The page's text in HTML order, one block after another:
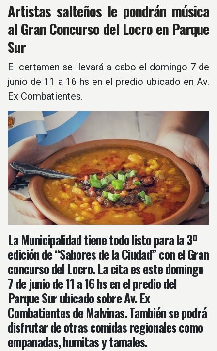
Artistas salteños le pondrán música
al Gran Concurso del Locro en Parque
Sur
El certamen se llevará a cabo el domingo 7 de
junio de 11 a 16 hs en el predio ubicado en Av.
Ex Combatientes.
La Municipalidad tiene todo listo para la 3º
edición de “Sabores de la Ciudad” con el Gran
concurso del Locro. La cita es este domingo
7 de junio de 11 a 16 hs en el predio del
Parque Sur ubicado sobre Av. Ex
Combatientes de Malvinas. También se podrá
disfrutar de otras comidas regionales como
empanadas, humitas y tamales.